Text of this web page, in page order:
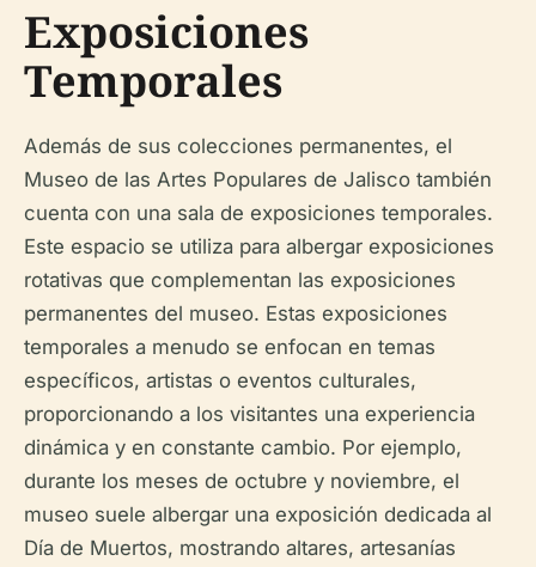
Exposiciones
Temporales
Además de sus colecciones permanentes, el
Museo de las Artes Populares de Jalisco también
cuenta con una sala de exposiciones temporales.
Este espacio se utiliza para albergar exposiciones
rotativas que complementan las exposiciones
permanentes del museo. Estas exposiciones
temporales a menudo se enfocan en temas
específicos, artistas o eventos culturales,
proporcionando a los visitantes una experiencia
dinámica y en constante cambio. Por ejemplo,
durante los meses de octubre y noviembre, el
museo suele albergar una exposición dedicada al
Día de Muertos, mostrando altares, artesanías